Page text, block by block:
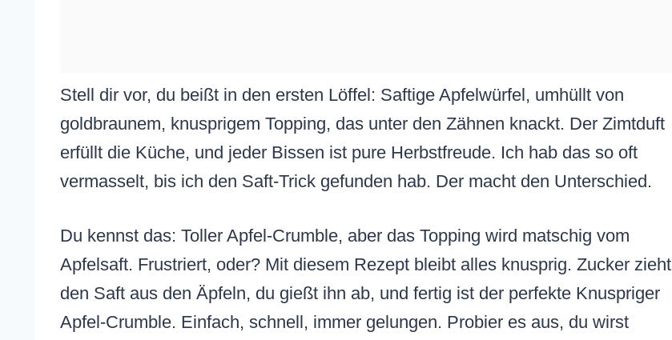
Stell dir vor, du beißt in den ersten Löffel: Saftige Apfelwürfel, umhüllt von
goldbraunem, knusprigem Topping, das unter den Zähnen knackt. Der Zimtduft
erfüllt die Küche, und jeder Bissen ist pure Herbstfreude. Ich hab das so oft
vermasselt, bis ich den Saft-Trick gefunden hab. Der macht den Unterschied.
Du kennst das: Toller Apfel-Crumble, aber das Topping wird matschig vom
Apfelsaft. Frustriert, oder? Mit diesem Rezept bleibt alles knusprig. Zucker zieht
den Saft aus den Äpfeln, du gießt ihn ab, und fertig ist der perfekte Knuspriger
Apfel-Crumble. Einfach, schnell, immer gelungen. Probier es aus, du wirst